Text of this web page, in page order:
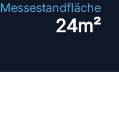
Messestandfläche
24m²